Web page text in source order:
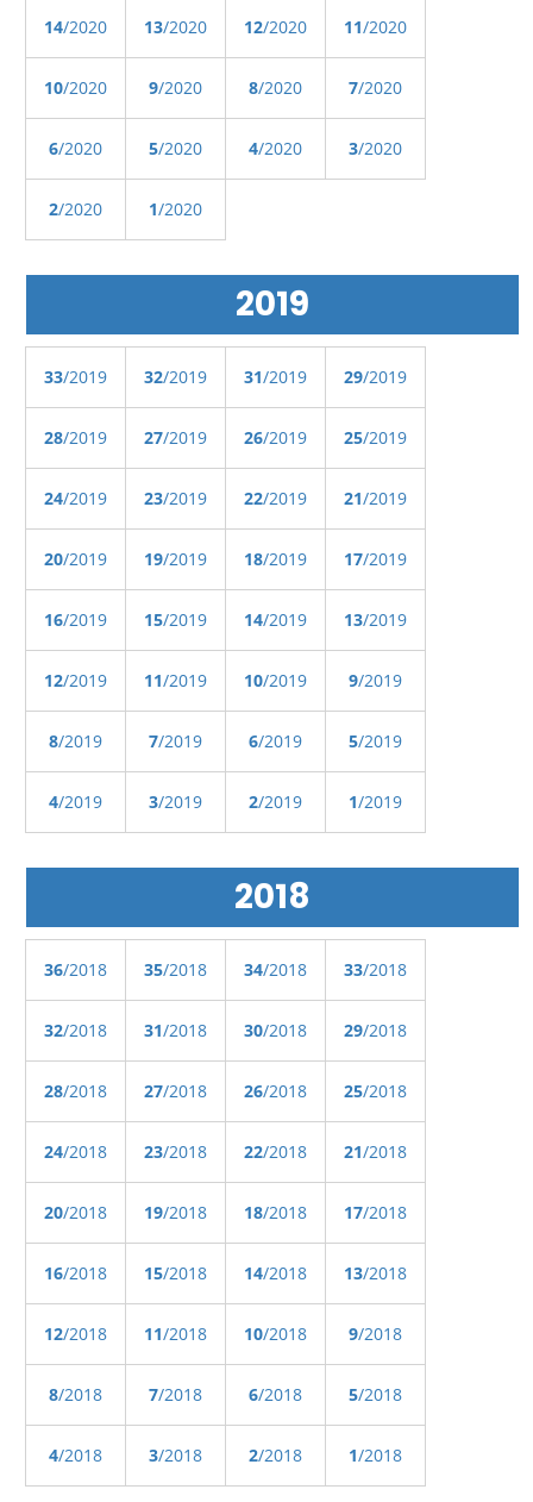
14/2020 13/2020 12/2020 11/2020
10/2020 9/2020 8/2020 7/2020
6/2020 5/2020 4/2020 3/2020
2/2020 1/2020
2019
33/2019 32/2019 31/2019 29/2019
28/2019 27/2019 26/2019 25/2019
24/2019 23/2019 22/2019 21/2019
20/2019 19/2019 18/2019 17/2019
16/2019 15/2019 14/2019 13/2019
12/2019 11/2019 10/2019 9/2019
8/2019 7/2019 6/2019 5/2019
4/2019 3/2019 2/2019 1/2019
2018
36/2018 35/2018 34/2018 33/2018
32/2018 31/2018 30/2018 29/2018
28/2018 27/2018 26/2018 25/2018
24/2018 23/2018 22/2018 21/2018
20/2018 19/2018 18/2018 17/2018
16/2018 15/2018 14/2018 13/2018
12/2018 11/2018 10/2018 9/2018
8/2018 7/2018 6/2018 5/2018
4/2018 3/2018 2/2018 1/2018